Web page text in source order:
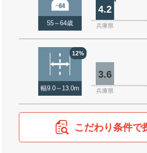
55～64歳
4.2
兵庫県
12%
幅9.0～13.0m
3.6
兵庫県
こだわり条件で